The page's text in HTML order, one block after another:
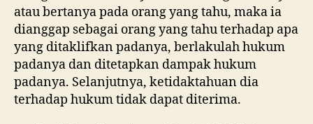
atau bertanya pada orang yang tahu, maka ia
dianggap sebagai orang yang tahu terhadap apa
yang ditaklifkan padanya, berlakulah hukum
padanya dan ditetapkan dampak hukum
padanya. Selanjutnya, ketidaktahuan dia
terhadap hukum tidak dapat diterima.